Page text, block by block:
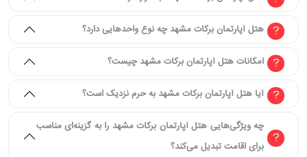
هتل آپارتمان برکات مشهد چه نوع واحدهایی دارد؟
امکانات هتل آپارتمان برکات مشهد چیست؟
آیا هتل آپارتمان برکات مشهد به حرم نزدیک است؟
چه ویژگی‌هایی هتل آپارتمان برکات مشهد را به گزینه‌ای مناسب
برای اقامت تبدیل می‌کند؟